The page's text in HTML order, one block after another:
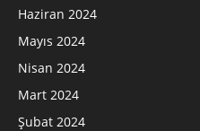
Haziran 2024
Mayıs 2024
Nisan 2024
Mart 2024
Şubat 2024